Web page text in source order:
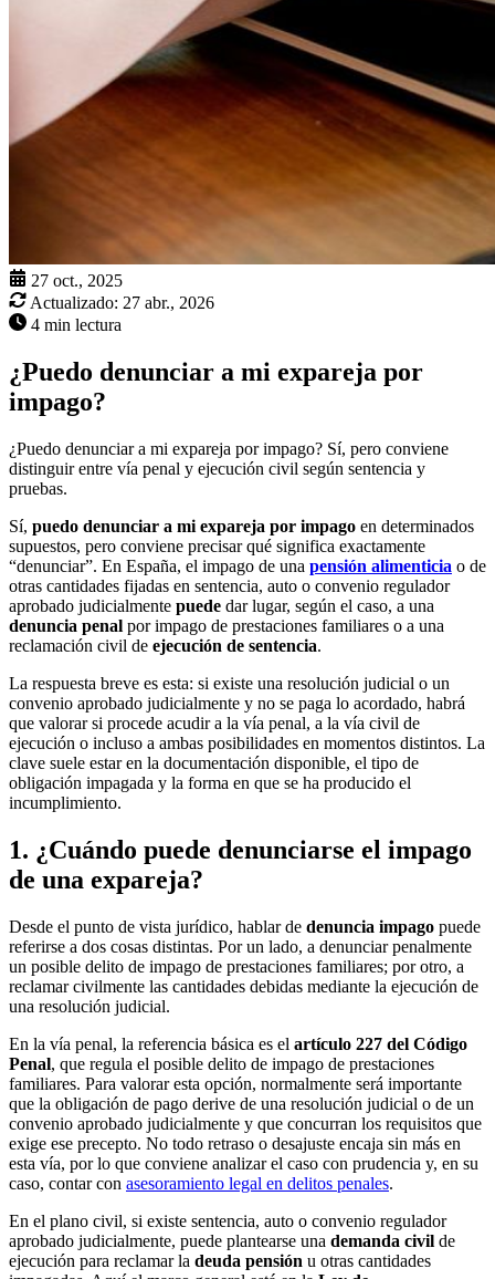
27 oct., 2025
Actualizado: 27 abr., 2026
4 min lectura
¿Puedo denunciar a mi expareja por
impago?
¿Puedo denunciar a mi expareja por impago? Sí, pero conviene
distinguir entre vía penal y ejecución civil según sentencia y
pruebas.
Sí, puedo denunciar a mi expareja por impago en determinados
supuestos, pero conviene precisar qué significa exactamente
“denunciar”. En España, el impago de una pensión alimenticia o de
otras cantidades fijadas en sentencia, auto o convenio regulador
aprobado judicialmente puede dar lugar, según el caso, a una
denuncia penal por impago de prestaciones familiares o a una
reclamación civil de ejecución de sentencia.
La respuesta breve es esta: si existe una resolución judicial o un
convenio aprobado judicialmente y no se paga lo acordado, habrá
que valorar si procede acudir a la vía penal, a la vía civil de
ejecución o incluso a ambas posibilidades en momentos distintos. La
clave suele estar en la documentación disponible, el tipo de
obligación impagada y la forma en que se ha producido el
incumplimiento.
1. ¿Cuándo puede denunciarse el impago
de una expareja?
Desde el punto de vista jurídico, hablar de denuncia impago puede
referirse a dos cosas distintas. Por un lado, a denunciar penalmente
un posible delito de impago de prestaciones familiares; por otro, a
reclamar civilmente las cantidades debidas mediante la ejecución de
una resolución judicial.
En la vía penal, la referencia básica es el artículo 227 del Código
Penal, que regula el posible delito de impago de prestaciones
familiares. Para valorar esta opción, normalmente será importante
que la obligación de pago derive de una resolución judicial o de un
convenio aprobado judicialmente y que concurran los requisitos que
exige ese precepto. No todo retraso o desajuste encaja sin más en
esta vía, por lo que conviene analizar el caso con prudencia y, en su
caso, contar con asesoramiento legal en delitos penales.
En el plano civil, si existe sentencia, auto o convenio regulador
aprobado judicialmente, puede plantearse una demanda civil de
ejecución para reclamar la deuda pensión u otras cantidades